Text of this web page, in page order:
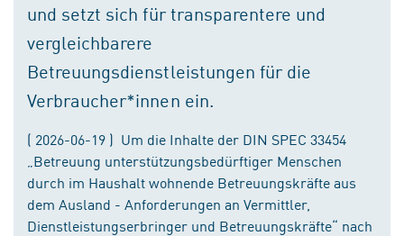
und setzt sich für transparentere und
vergleichbarere
Betreuungsdienstleistungen für die
Verbraucher*innen ein.
( 2026-06-19 ) Um die Inhalte der DIN SPEC 33454
„Betreuung unterstützungsbedürftiger Menschen
durch im Haushalt wohnende Betreuungskräfte aus
dem Ausland - Anforderungen an Vermittler,
Dienstleistungserbringer und Betreuungskräfte“ nach